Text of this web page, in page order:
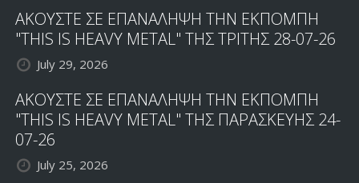
ΑΚΟΥΣΤΕ ΣΕ ΕΠΑΝΑΛΗΨΗ ΤΗΝ ΕΚΠΟΜΠΗ
"THIS IS HEAVY METAL" ΤΗΣ ΤΡΙΤΗΣ 28-07-26
July 29, 2026
ΑΚΟΥΣΤΕ ΣΕ ΕΠΑΝΑΛΗΨΗ ΤΗΝ ΕΚΠΟΜΠΗ
"THIS IS HEAVY METAL" ΤΗΣ ΠΑΡΑΣΚΕΥΗΣ 24-
07-26
July 25, 2026